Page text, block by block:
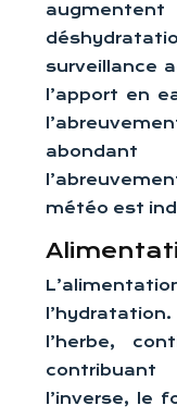
surveillance
l’apport en
abondant
météo est
l’herbe,
l’inverse, le